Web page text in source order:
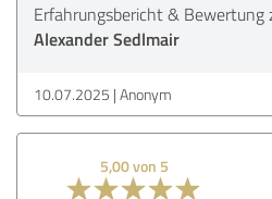
Erfahrungsbericht & Bewertung
Alexander Sedlmair
10.07.2025 Anonym
5,00 von 5